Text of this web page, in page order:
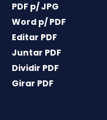
PDF p/ JPG
Word p/ PDF
Editar PDF
Juntar PDF
Dividir PDF
Girar PDF